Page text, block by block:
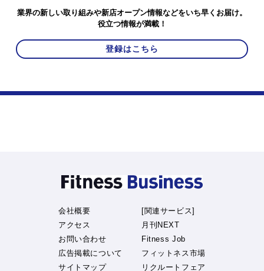
業界の新しい取り組みや新店オープン情報などをいち早くお届け。
役立つ情報が満載！
登録はこちら
会社概要
アクセス
お問い合わせ
広告掲載について
サイトマップ
[関連サービス]
月刊NEXT
Fitness Job
フィットネス市場
リクルートフェア